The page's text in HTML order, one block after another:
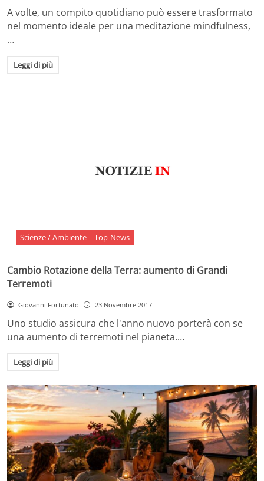
A volte, un compito quotidiano può essere trasformato
nel momento ideale per una meditazione mindfulness,
…
Leggi di più
Scienze / Ambiente Top-News
Cambio Rotazione della Terra: aumento di Grandi
Terremoti
Giovanni Fortunato 23 Novembre 2017
Uno studio assicura che l'anno nuovo porterà con se
una aumento di terremoti nel pianeta.…
Leggi di più